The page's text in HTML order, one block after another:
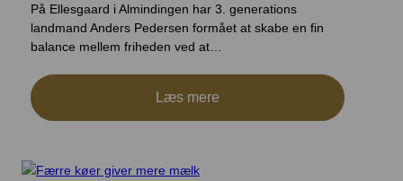
På Ellesgaard i Almindingen har 3. generations
landmand Anders Pedersen formået at skabe en fin
balance mellem friheden ved at…
Læs mere